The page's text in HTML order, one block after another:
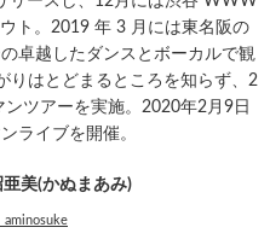
ト。2019 年 3 月には東名阪の
卓越したダンスとボーカルで観
りはとどまるところを知らず、2
ツアーを実施。2020年2月9日
ライブを開催。
亜美(かぬまあみ)